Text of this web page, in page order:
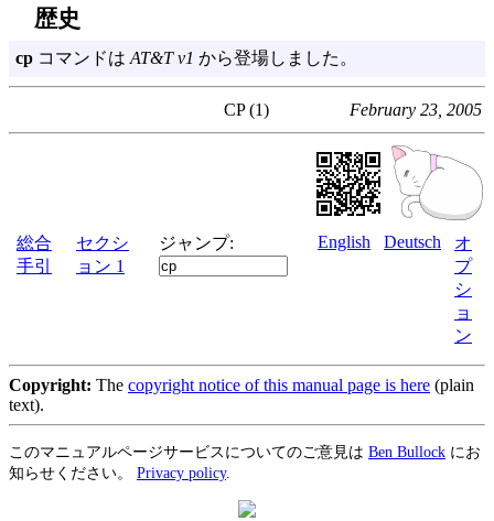
歴史
cp コマンドは AT&T v1 から登場しました。
CP (1) February 23, 2005
総合
手引
セクシ
ョン 1
ジャンプ: English Deutsch
オ
プ
シ
ョ
ン
Copyright: The copyright notice of this manual page is here (plain
text).
このマニュアルページサービスについてのご意見は Ben Bullock にお
知らせください。 Privacy policy.